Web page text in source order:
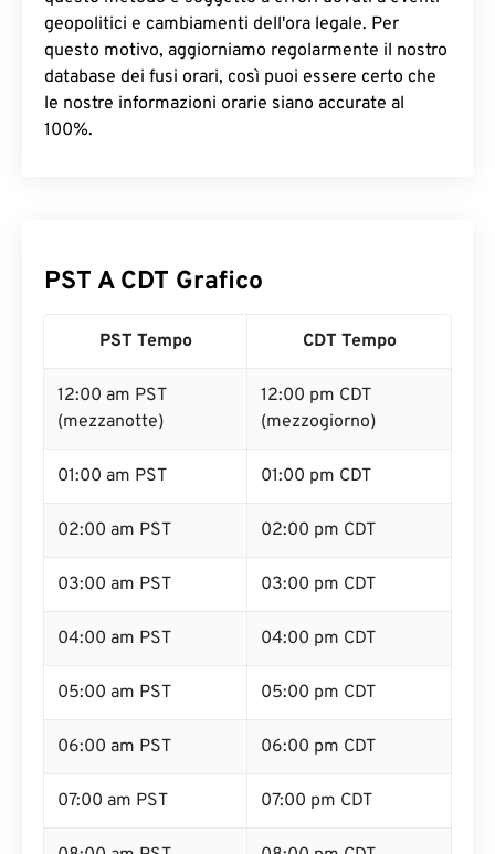
geopolitici e cambiamenti dell'ora legale. Per
questo motivo, aggiorniamo regolarmente il nostro
database dei fusi orari, così puoi essere certo che
le nostre informazioni orarie siano accurate al
100%.
PST A CDT Grafico
PST Tempo CDT Tempo
12:00 am PST
(mezzanotte)
12:00 pm CDT
(mezzogiorno)
01:00 am PST 01:00 pm CDT
02:00 am PST 02:00 pm CDT
03:00 am PST 03:00 pm CDT
04:00 am PST 04:00 pm CDT
05:00 am PST 05:00 pm CDT
06:00 am PST 06:00 pm CDT
07:00 am PST 07:00 pm CDT